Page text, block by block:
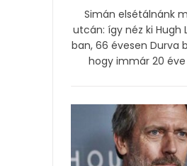
Simán elsétálnánk
utcán: így néz ki Hugh
ban, 66 évesen Durva
hogy immár 20 éve